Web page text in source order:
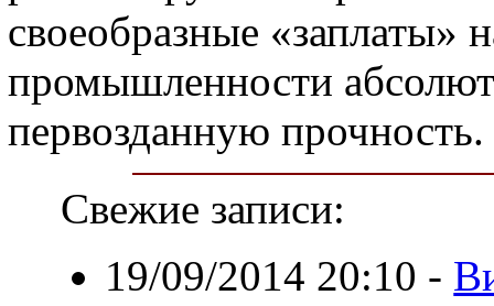
своеобразные «заплаты»
промышленности
первозданную прочность.
Свежие записи:
19/09/2014 20:10 -